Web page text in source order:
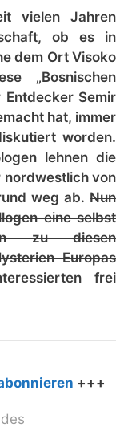
vielen Jahren
ob es in
dem Ort Visoko
„Bosnischen
Entdecker Semir
hat, immer
worden.
lehnen die
nordwestlich von
weg ab. Nun
eine selbst
zu diesen
Europas
frei
+++